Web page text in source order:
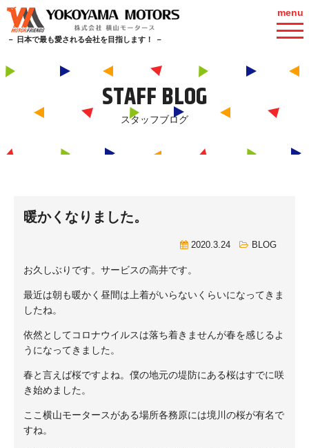
－ 日本で最も愛される会社を目指します！ －
menu
STAFF BLOG
スタッフブログ
暖かくなりました。
2020.3.24 BLOG
お久しぶりです。サービスの高井です。
最近は朝も暖かく昼間は上着がいらないくらいになってきま
したね。
依然としてコロナウイルスは落ち着きませんが春を感じるよ
うになってきました。
春と言えば桜ですよね。僕の地元の堤防にある桜はすでに咲
き始めました。
ここ横山モータースがある場所各務原には境川の桜が有名で
すね。